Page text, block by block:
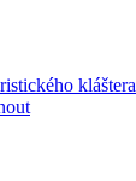
kláštera